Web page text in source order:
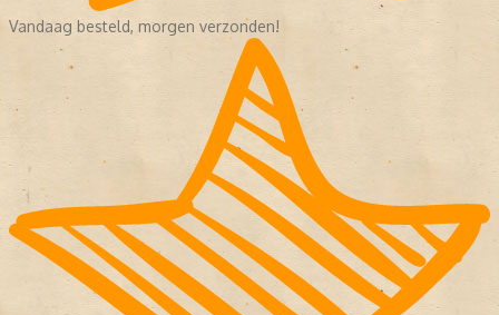
Vandaag besteld, morgen verzonden!